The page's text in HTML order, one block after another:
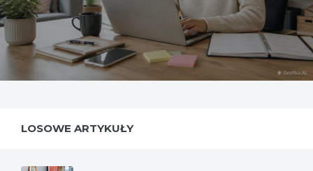
LOSOWE ARTYKUŁY